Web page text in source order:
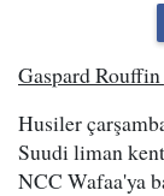
Gaspard
Husiler
Suudi liman
NCC Wafaa'ya